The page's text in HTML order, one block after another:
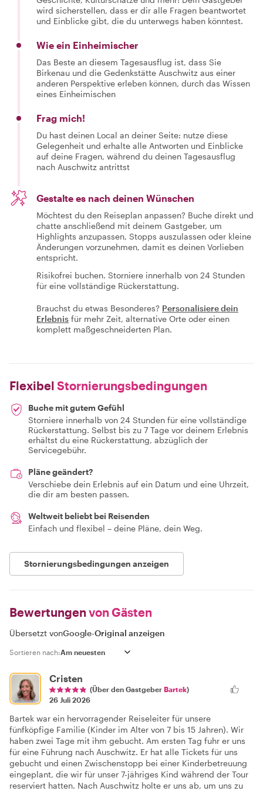
wird sicherstellen, dass er dir alle Fragen beantwortet
und Einblicke gibt, die du unterwegs haben könntest.
Wie ein Einheimischer
Das Beste an diesem Tagesausflug ist, dass Sie
Birkenau und die Gedenkstätte Auschwitz aus einer
anderen Perspektive erleben können, durch das Wissen
eines Einheimischen
Frag mich!
Du hast deinen Local an deiner Seite: nutze diese
Gelegenheit und erhalte alle Antworten und Einblicke
auf deine Fragen, während du deinen Tagesausflug
nach Auschwitz antrittst
Gestalte es nach deinen Wünschen
Möchtest du den Reiseplan anpassen? Buche direkt und
chatte anschließend mit deinem Gastgeber, um
Highlights anzupassen, Stopps auszulassen oder kleine
Änderungen vorzunehmen, damit es deinen Vorlieben
entspricht.
Risikofrei buchen. Storniere innerhalb von 24 Stunden
für eine vollständige Rückerstattung.
Brauchst du etwas Besonderes? Personalisiere dein
Erlebnis für mehr Zeit, alternative Orte oder einen
komplett maßgeschneiderten Plan.
Flexibel Stornierungsbedingungen
Buche mit gutem Gefühl
Storniere innerhalb von 24 Stunden für eine vollständige
Rückerstattung. Selbst bis zu 7 Tage vor deinem Erlebnis
erhältst du eine Rückerstattung, abzüglich der
Servicegebühr.
Pläne geändert?
Verschiebe dein Erlebnis auf ein Datum und eine Uhrzeit,
die dir am besten passen.
Weltweit beliebt bei Reisenden
Einfach und flexibel – deine Pläne, dein Weg.
Stornierungsbedingungen anzeigen
Bewertungen von Gästen
Übersetzt vonGoogle-Original anzeigen
Sortieren nach:
Cristen
(Über den Gastgeber Bartek)
26 Juli 2026
Bartek war ein hervorragender Reiseleiter für unsere
fünfköpfige Familie (Kinder im Alter von 7 bis 15 Jahren). Wir
haben zwei Tage mit ihm gebucht. Am ersten Tag fuhr er uns
für eine Führung nach Auschwitz. Er hat alle Tickets für uns
gebucht und einen Zwischenstopp bei einer Kinderbetreuung
eingeplant, die wir für unser 7-jähriges Kind während der Tour
reserviert hatten. Nach Auschwitz holte er uns ab, um uns zu